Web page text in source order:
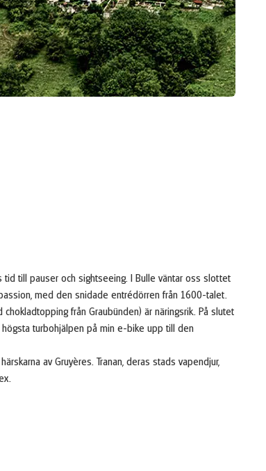
tid till pauser och sightseeing. I Bulle väntar oss slottet
med den snidade entrédörren från 1600-talet.
chokladtopping från Graubünden) är näringsrik. På slutet
turbohjälpen på min e-bike upp till den
av Gruyères. Tranan, deras stads vapendjur,